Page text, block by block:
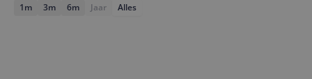
1m 3m 6m Jaar Alles